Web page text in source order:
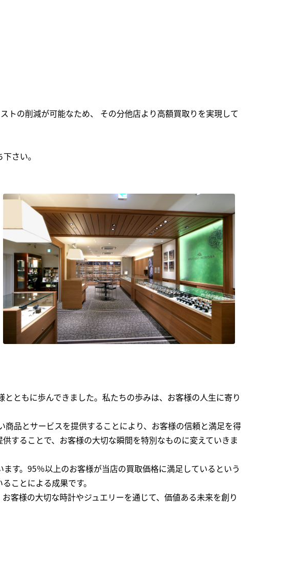
トの削減が可能なため、 その分他店より高額買取りを実現して
さい｡
ともに歩んできました。私たちの歩みは、お客様の人生に寄り
品とサービスを提供することにより、お客様の信頼と満足を得
することで、お客様の大切な瞬間を特別なものに変えていきま
す。95％以上のお客様が当店の買取価格に満足しているという
ことによる成果です。
客様の大切な時計やジュエリーを通じて、価値ある未来を創り